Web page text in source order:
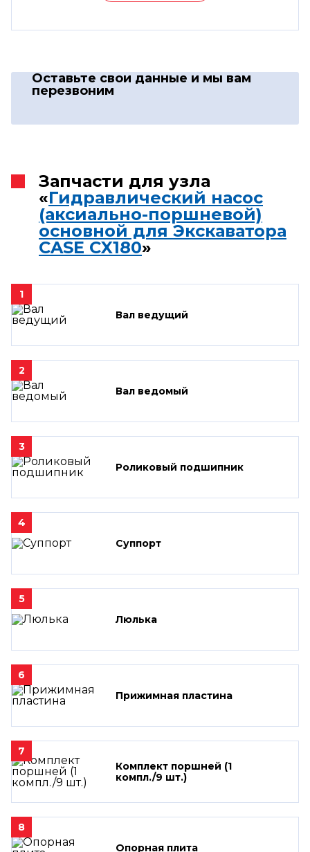
Оставьте свои данные и мы вам
перезвоним
Запчасти для узла
«Гидравлический насос
(аксиально-поршневой)
основной для Экскаватора
CASE CX180»
1
Вал ведущий
2
Вал ведомый
3
Роликовый подшипник
4
Суппорт
5
Люлька
6
Прижимная пластина
7
Комплект поршней (1
компл./9 шт.)
8
Опорная плита